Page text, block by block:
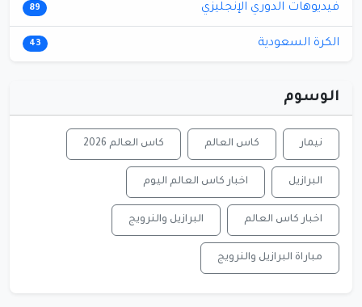
فيديوهات الدوري الإنجليزي 89
الكرة السعودية 43
الوسوم
نيمار كاس العالم كاس العالم 2026
البرازيل اخبار كاس العالم اليوم
اخبار كاس العالم البرازيل والنرويج
مباراة البرازيل والنرويج